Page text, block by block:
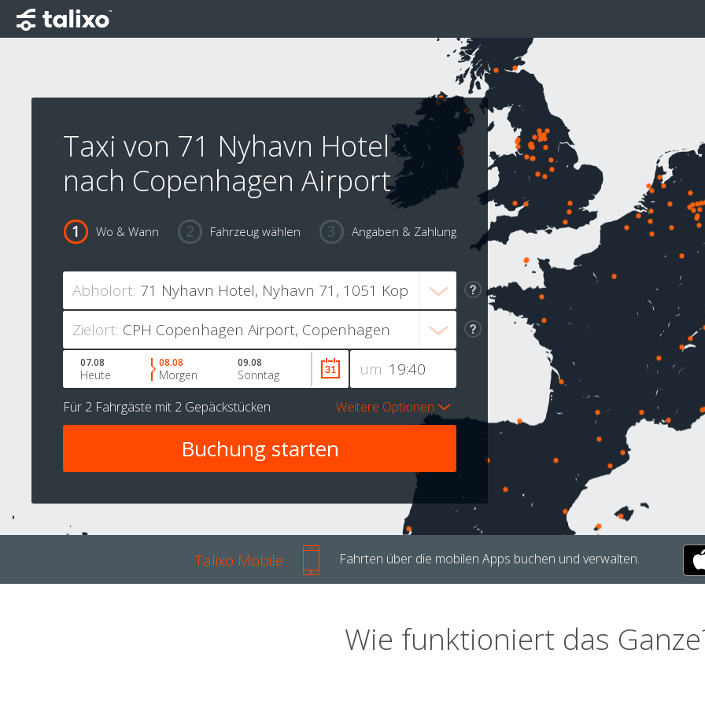
Taxi von 71 Nyhavn Hotel
nach Copenhagen Airport
Wo & Wann Fahrzeug wählen Angaben & Zahlung
Abholort:
Zielort:
um
07.08
Heute
08.08
Morgen
09.08
Sonntag
Für 2 Fahrgäste mit 2 Gepäckstücken Weitere Optionen
Talixo Mobile Fahrten über die mobilen Apps buchen und verwalten.
Wie funktioniert das